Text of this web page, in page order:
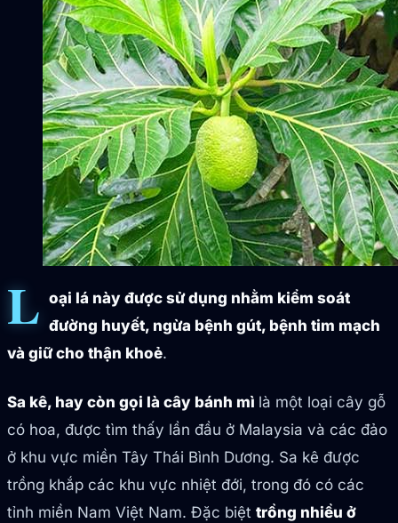
L oại lá này được sử dụng nhằm kiểm soát
đường huyết, ngừa bệnh gút, bệnh tim mạch
và giữ cho thận khoẻ.
Sa kê, hay còn gọi là cây bánh mì là một loại cây gỗ
có hoa, được tìm thấy lần đầu ở Malaysia và các đảo
ở khu vực miền Tây Thái Bình Dương. Sa kê được
trồng khắp các khu vực nhiệt đới, trong đó có các
tỉnh miền Nam Việt Nam. Đặc biệt trồng nhiều ở